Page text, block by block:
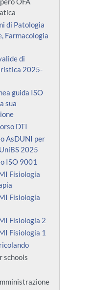
di Patologia
Farmacologia
di
2025-
guida ISO
sua
DTI
AsDUNI per
2025
ISO 9001
Fisiologia
Fisiologia
Fisiologia 2
Fisiologia 1
schools